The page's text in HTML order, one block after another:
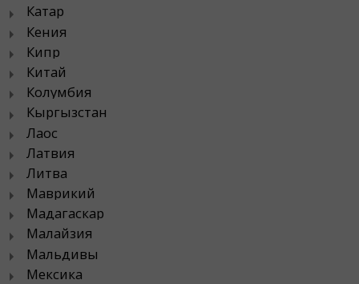
Катар
Кения
Кипр
Китай
Колумбия
Кыргызстан
Лаос
Латвия
Литва
Маврикий
Мадагаскар
Малайзия
Мальдивы
Мексика